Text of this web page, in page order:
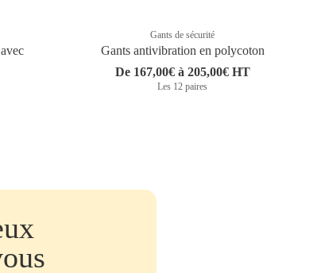
Gants de sécurité
Gants antivibration en polycoton
De 167,00€ à 205,00€ HT
Les 12 paires